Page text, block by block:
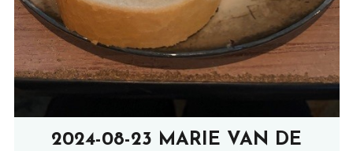
2024-08-23 MARIE VAN DE